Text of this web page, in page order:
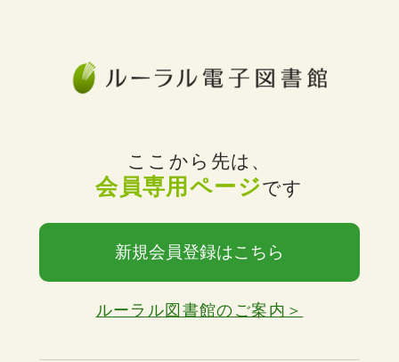
ここから先は、
会員専用ページです
新規会員登録はこちら
ルーラル図書館のご案内＞